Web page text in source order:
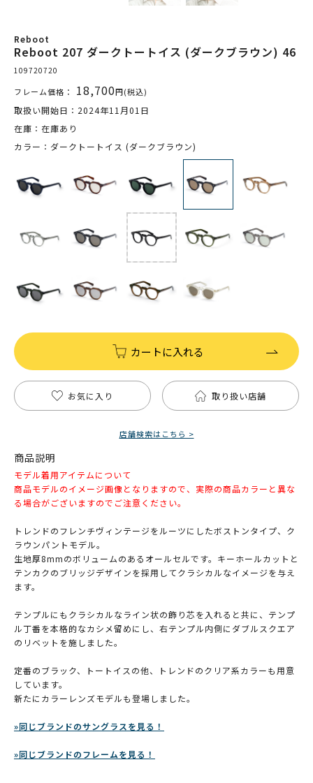
Reboot
Reboot 207 ダークトートイス (ダークブラウン) 46
109720720
フレーム価格： 18,700円(税込)
取扱い開始日：2024年11月01日
在庫：在庫あり
カラー：ダークトートイス (ダークブラウン)
カートに入れる
お気に入り 取り扱い店舗
店舗検索はこちら >
商品説明
モデル着用アイテムについて
商品モデルのイメージ画像となりますので、実際の商品カラーと異な
る場合がございますのでご注意ください。
トレンドのフレンチヴィンテージをルーツにしたボストンタイプ、ク
ラウンパントモデル。
生地厚8mmのボリュームのあるオールセルです。キーホールカットと
テンカクのブリッジデザインを採用してクラシカルなイメージを与え
ます。
テンプルにもクラシカルなライン状の飾り芯を入れると共に、テンプ
ル丁番を本格的なカシメ留めにし、右テンプル内側にダブルスクエア
のリベットを施しました。
定番のブラック、トートイスの他、トレンドのクリア系カラーも用意
しています。
新たにカラーレンズモデルも登場しました。
»同じブランドのサングラスを見る！
»同じブランドのフレームを見る！